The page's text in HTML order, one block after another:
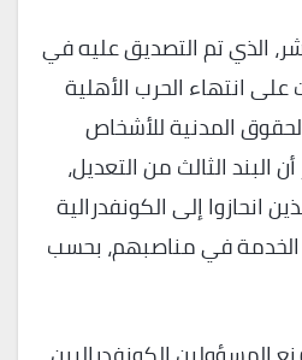
الذي تم التصديق عليه في
بعد 3 سنوات على انتهاء الحرب الأهلية
المدنية للأشخاص
البند الثالث من التعديل،
انحازوا إلى الكونفدرالية
الخدمة في مناصبهم، بحسب